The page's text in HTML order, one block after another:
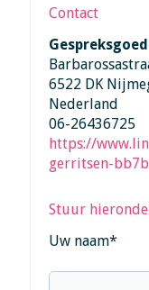
Contact
Gespreksgoed
6522 DK
Nederland
06-26436725
https://
gerritsen-
Stuur
Uw naam*